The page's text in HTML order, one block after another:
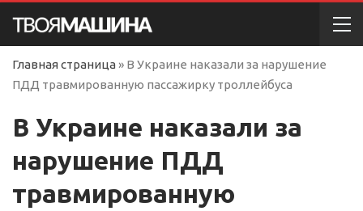
Главная страница » В Украине наказали за нарушение
ПДД травмированную пассажирку троллейбуса
В Украине наказали за
нарушение ПДД
травмированную